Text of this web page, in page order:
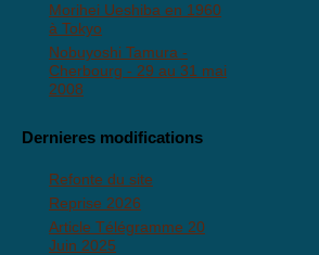
Morihei Ueshiba en 1960
à Tokyo
Nobuyoshi Tamura -
Cherbourg - 29 au 31 mai
2008
Dernieres modifications
Refonte du site
Reprise 2026
Article Télégramme 20
Juin 2025